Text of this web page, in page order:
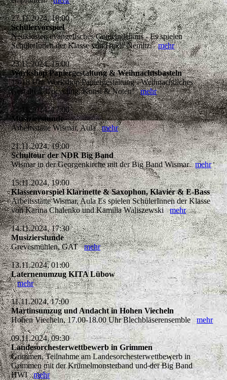
27.11.2024, 18:00
Schülervorspiel
Neukloster, evangelisches Gemeindehaus - Es spielen
SchülerInnen der Klasse von Heide Nemitz.mehr
23.11.2024, 15:00
Workshop Papiergestaltung & Weihnachtsbasteln
15-18 Uhr Workshop Papiergestaltung - Weihnachtliches
Gestalten, Upcycling, Kunst & Noten!mehr
22.11.2024, 17:00
Musizierstunde
Arbeitsstätte Wismar, Aulamehr
21.11.2024, 19:00
Schultour der NDR Big Band
Wismar in der Georgenkirche mit der Big Band Wismarmehr
15.11.2024, 19:00
Klassenvorspiel Klarinette & Saxophon, Klavier & E-Bass
Arbeitsstätte Wismar, Aula Es spielen SchülerInnen der Klasse
von Karina Chalenko und Kamilla Waliszewskimehr
14.11.2024, 17:30
Musizierstunde
Grevesmühlen, GATmehr
13.11.2024, 01:00
Laternenumzug KITA Lübow
mehr
11.11.2024, 17:00
Martinsumzug und Andacht in Hohen Viecheln
Hohen Viecheln, 17.00-18.00 Uhr Blechbläserensemblemehr
09.11.2024, 09:30
Landesorchesterwettbewerb in Grimmen
Grimmen, Teilnahme am Landesorchesterwettbewerb in
Grimmen mit der Krümelmonsterband und der Big Band
HWImehr